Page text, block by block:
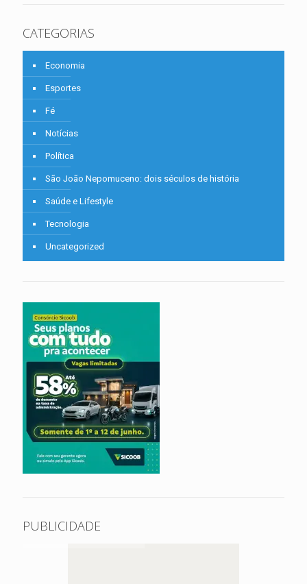
CATEGORIAS
Economia
Esportes
Fé
Notícias
Política
São João Nepomuceno: dois séculos de história
Saúde e Lifestyle
Tecnologia
Uncategorized
PUBLICIDADE